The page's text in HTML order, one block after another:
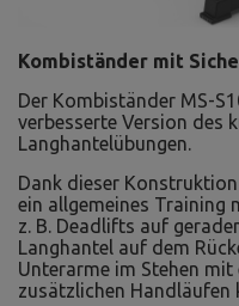
Kombiständer mit
Der Kombiständer MS-
verbesserte Version des
Langhantelübungen.
Dank dieser
ein allgemeines Training
z. B. Deadlifts auf
Langhantel auf dem
Unterarme im Stehen
zusätzlichen Handläufen